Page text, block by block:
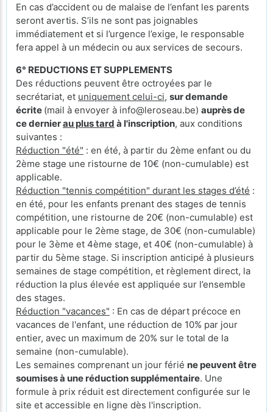
En cas d’accident ou de malaise de l’enfant les parents
seront avertis. S’ils ne sont pas joignables
immédiatement et si l’urgence l’exige, le responsable
fera appel à un médecin ou aux services de secours.
6° REDUCTIONS ET SUPPLEMENTS
Des réductions peuvent être octroyées par le
secrétariat, et uniquement celui-ci, sur demande
écrite (mail à envoyer à info@leroseau.be) auprès de
ce dernierau plus tard à l'inscription, aux conditions
suivantes :
Réduction "été" : en été, à partir du 2ème enfant ou du
2ème stage une ristourne de 10€ (non-cumulable) est
applicable.
Réduction "tennis compétition" durant les stages d’été :
en été, pour les enfants prenant des stages de tennis
compétition, une ristourne de 20€ (non-cumulable) est
applicable pour le 2ème stage, de 30€ (non-cumulable)
pour le 3ème et 4ème stage, et 40€ (non-cumulable) à
partir du 5ème stage. Si inscription anticipé à plusieurs
semaines de stage compétition, et règlement direct, la
réduction la plus élevée est appliquée sur l’ensemble
des stages.
Réduction "vacances" : En cas de départ précoce en
vacances de l'enfant, une réduction de 10% par jour
entier, avec un maximum de 20% sur le total de la
semaine (non-cumulable).
Les semaines comprenant un jour férié ne peuvent être
soumises à une réduction supplémentaire. Une
formule à prix réduit est directement configurée sur le
site et accessible en ligne dès l'inscription.